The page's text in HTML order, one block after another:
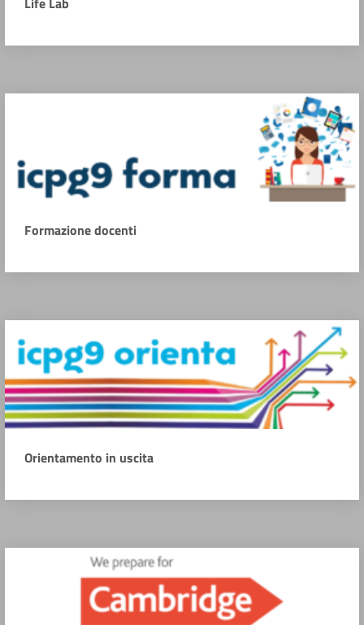
Formazione docenti
Orientamento in uscita